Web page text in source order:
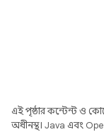
এই পৃষ্ঠার কন্টেন্ট ও
অধীনস্থ। Java এবং